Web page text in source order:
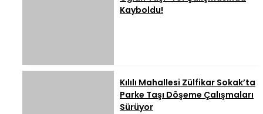
Kayboldu!
Kılılı Mahallesi Zülfikar Sokak’ta
Parke Taşı Döşeme Çalışmaları
Sürüyor